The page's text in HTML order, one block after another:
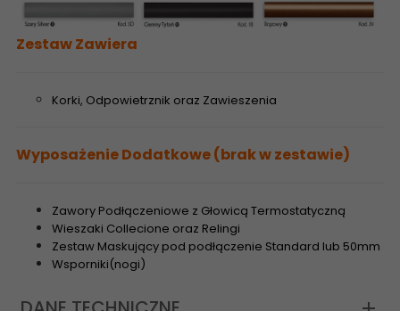
Zestaw Zawiera
Korki, Odpowietrznik oraz Zawieszenia
Wyposażenie Dodatkowe (brak w zestawie)
Zawory Podłączeniowe z Głowicą Termostatyczną
Wieszaki Collecione oraz Relingi
Zestaw Maskujący pod podłączenie Standard lub 50mm
Wsporniki(nogi)